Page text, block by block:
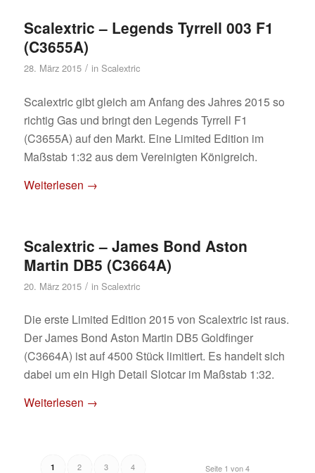
Scalextric – Legends Tyrrell 003 F1
(C3655A)
28. März 2015 / in Scalextric
Scalextric gibt gleich am Anfang des Jahres 2015 so
richtig Gas und bringt den Legends Tyrrell F1
(C3655A) auf den Markt. Eine Limited Edition im
Maßstab 1:32 aus dem Vereinigten Königreich.
Weiterlesen →
Scalextric – James Bond Aston
Martin DB5 (C3664A)
20. März 2015 / in Scalextric
Die erste Limited Edition 2015 von Scalextric ist raus.
Der James Bond Aston Martin DB5 Goldfinger
(C3664A) ist auf 4500 Stück limitiert. Es handelt sich
dabei um ein High Detail Slotcar im Maßstab 1:32.
Weiterlesen →
Seite 1 von 4
1 2 3 4